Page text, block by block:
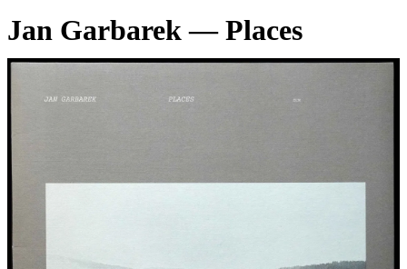
Jan Garbarek — Places